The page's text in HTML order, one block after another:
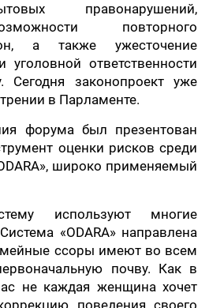
правонарушений,
повторного
а также ужесточение
уголовной ответственности
законопроект уже
в Парламенте.
форума был презентован
оценки рисков среди
широко применяемый
используют многие
«ODARA» направлена
ссоры имеют во всем
почву. Как в
не каждая женщина хочет
поведения своего